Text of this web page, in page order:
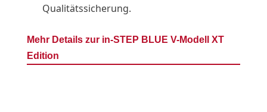
Qualitätssicherung.
Mehr Details zur in-STEP BLUE V-Modell XT
Edition